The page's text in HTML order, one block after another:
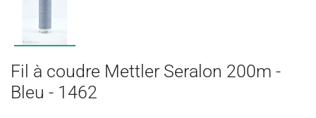
Fil à coudre Mettler Seralon 200m -
Bleu - 1462